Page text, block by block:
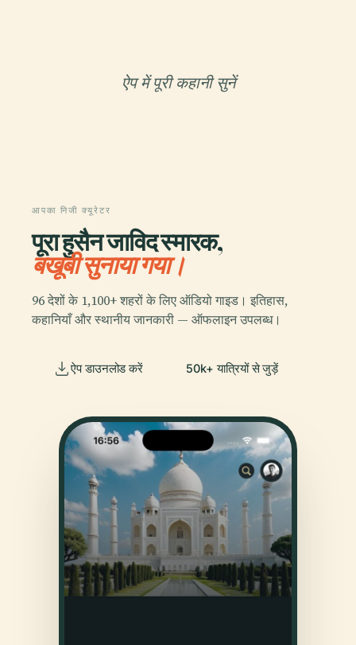
ऐप में पूरी कहानी सुनें
आपका निजी क्यूरेटर
पूरा हुसैन जाविद स्मारक,
बखूबी सुनाया गया।
96 देशों के 1,100+ शहरों के लिए ऑडियो गाइड। इतिहास,
कहानियाँ और स्थानीय जानकारी — ऑफलाइन उपलब्ध।
ऐप डाउनलोड करें 50k+ यात्रियों से जुड़ें